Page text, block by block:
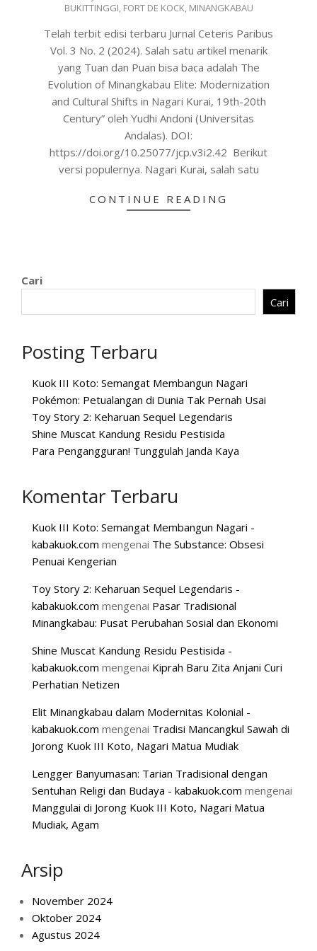
BUKITTINGGI, FORT DE KOCK, MINANGKABAU
Telah terbit edisi terbaru Jurnal Ceteris Paribus
Vol. 3 No. 2 (2024). Salah satu artikel menarik
yang Tuan dan Puan bisa baca adalah The
Evolution of Minangkabau Elite: Modernization
and Cultural Shifts in Nagari Kurai, 19th-20th
Century” oleh Yudhi Andoni (Universitas
Andalas). DOI:
https://doi.org/10.25077/jcp.v3i2.42 Berikut
versi populernya. Nagari Kurai, salah satu
CONTINUE READING
Cari
Cari
Posting Terbaru
Kuok III Koto: Semangat Membangun Nagari
Pokémon: Petualangan di Dunia Tak Pernah Usai
Toy Story 2: Keharuan Sequel Legendaris
Shine Muscat Kandung Residu Pestisida
Para Pengangguran! Tunggulah Janda Kaya
Komentar Terbaru
Kuok III Koto: Semangat Membangun Nagari -
kabakuok.com mengenai The Substance: Obsesi
Penuai Kengerian
Toy Story 2: Keharuan Sequel Legendaris -
kabakuok.com mengenai Pasar Tradisional
Minangkabau: Pusat Perubahan Sosial dan Ekonomi
Shine Muscat Kandung Residu Pestisida -
kabakuok.com mengenai Kiprah Baru Zita Anjani Curi
Perhatian Netizen
Elit Minangkabau dalam Modernitas Kolonial -
kabakuok.com mengenai Tradisi Mancangkul Sawah di
Jorong Kuok III Koto, Nagari Matua Mudiak
Lengger Banyumasan: Tarian Tradisional dengan
Sentuhan Religi dan Budaya - kabakuok.com mengenai
Manggulai di Jorong Kuok III Koto, Nagari Matua
Mudiak, Agam
Arsip
November 2024
Oktober 2024
Agustus 2024